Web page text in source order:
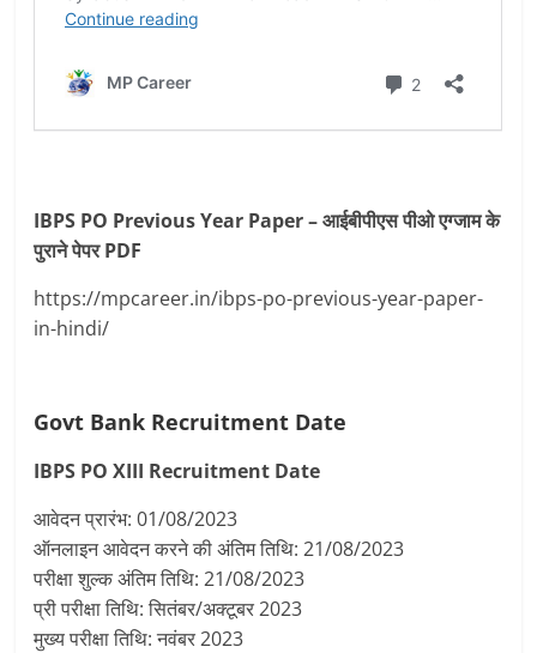
IBPS PO Previous Year Paper – आईबीपीएस पीओ एग्जाम के
पुराने पेपर PDF
https://mpcareer.in/ibps-po-previous-year-paper-
in-hindi/
Govt Bank Recruitment Date
IBPS PO XIII Recruitment Date
आवेदन प्रारंभ: 01/08/2023
ऑनलाइन आवेदन करने की अंतिम तिथि: 21/08/2023
परीक्षा शुल्क अंतिम तिथि: 21/08/2023
प्री परीक्षा तिथि: सितंबर/अक्टूबर 2023
मुख्य परीक्षा तिथि: नवंबर 2023